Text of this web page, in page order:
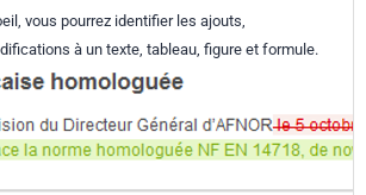
vous pourrez identifier les ajouts,
à un texte, tableau, figure et formule.